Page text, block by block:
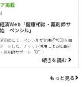
掲載
済Web「健康相談・薬剤師サ
ペンシル」
Webにて、ペンシルが健康経営DXを目
ートした、チャット活用による社員向
薬剤師サポート「OT…
続きを読む
もっと見る